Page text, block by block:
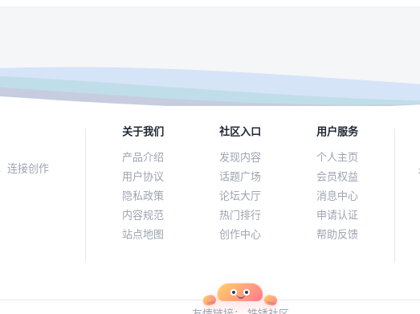
连接创作
关于我们
产品介绍
用户协议
隐私政策
内容规范
站点地图
社区入口
发现内容
话题广场
论坛大厅
热门排行
创作中心
用户服务
个人主页
会员权益
消息中心
申请认证
帮助反馈